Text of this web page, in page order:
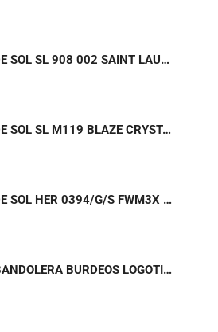
GAFAS DE SOL SL 908 002 SAINT LAURENT
GAFAS DE SOL SL M119 BLAZE CRYSTAL 002 SAINT LAURENT
GAFAS DE SOL HER 0394/G/S FWM3X CAROLINA HERRERA
BOLSO BANDOLERA BURDEOS LOGOTIPADO TOMMY HILFIGER AWA0W18922